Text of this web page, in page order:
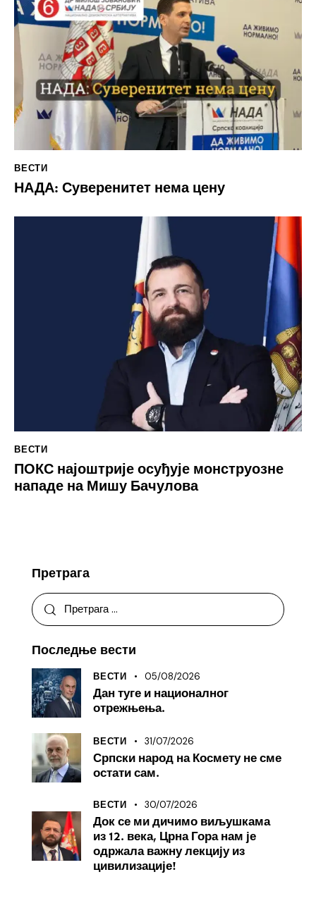
ВЕСТИ
НАДА: Суверенитет нема цену
ВЕСТИ
ПОКС најоштрије осуђује монструозне
нападе на Мишу Бачулова
Претрага
Последње вести
ВЕСТИ 05/08/2026
Дан туге и националног
отрежњења.
ВЕСТИ 31/07/2026
Српски народ на Космету не сме
остати сам.
ВЕСТИ 30/07/2026
Док се ми дичимо виљушкама
из 12. века, Црна Гора нам је
одржала важну лекцију из
цивилизације!